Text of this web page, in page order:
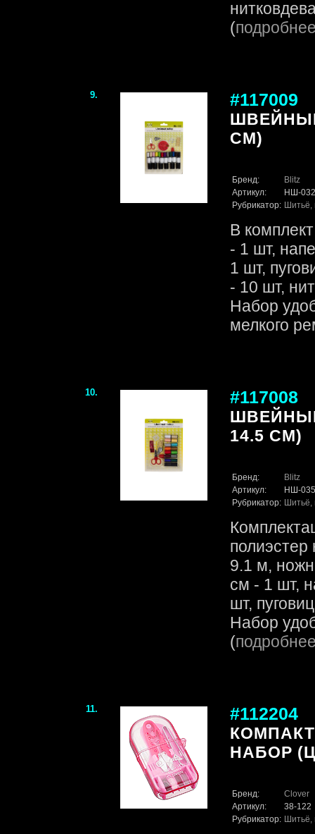
(
9. #117009
СМ)
Бренд:
Blitz
Артикул:
НШ-032
Рубрикатор: Шитьё,
В
- 1 шт,
1 шт,
- 10 шт,
Набор
мелкого
10. #117008
14.5 СМ)
Бренд:
Blitz
Артикул:
НШ-035
Рубрикатор: Шитьё,
полиэстер
9.1 м,
см - 1 шт,
шт,
Набор
(
11. #112204
НАБОР
Бренд:
Clover
Артикул:
38-122
Рубрикатор: Шитьё,